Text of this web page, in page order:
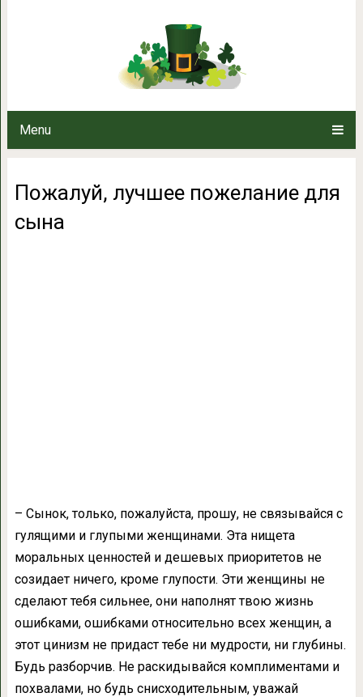
Menu
Пожалуй, лучшее
Пожалуй, лучшее пожелание для
сына
– Сынок, только, пожалуйста, прошу, не связывайся с
гулящими и глупыми женщинами. Эта нищета
моральных ценностей и дешевых приоритетов не
созидает ничего, кроме глупости. Эти женщины не
сделают тебя сильнее, они наполнят твою жизнь
ошибками, ошибками относительно всех женщин, а
этот цинизм не придаст тебе ни мудрости, ни глубины.
Будь разборчив. Не раскидывайся комплиментами и
похвалами, но будь снисходительным, уважай